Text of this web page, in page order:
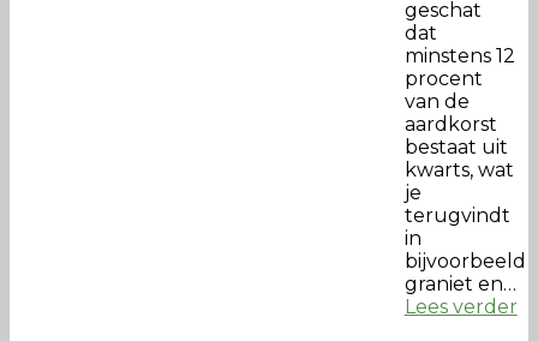
geschat
dat
minstens 12
procent
van de
aardkorst
bestaat uit
kwarts, wat
je
terugvindt
in
bijvoorbeeld
graniet en…
Lees verder